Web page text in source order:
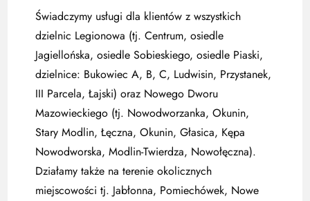
Świadczymy usługi dla klientów z wszystkich
dzielnic Legionowa (tj. Centrum, osiedle
Jagiellońska, osiedle Sobieskiego, osiedle Piaski,
dzielnice: Bukowiec A, B, C, Ludwisin, Przystanek,
III Parcela, Łajski) oraz Nowego Dworu
Mazowieckiego (tj. Nowodworzanka, Okunin,
Stary Modlin, Łęczna, Okunin, Głasica, Kępa
Nowodworska, Modlin-Twierdza, Nowołęczna).
Działamy także na terenie okolicznych
miejscowości tj. Jabłonna, Pomiechówek, Nowe